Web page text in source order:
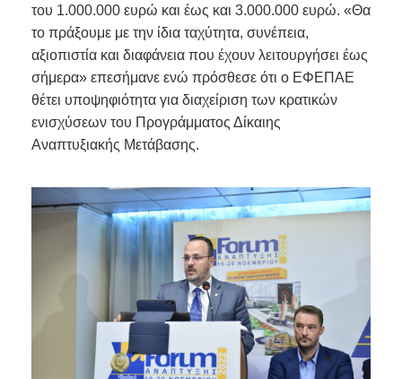
του 1.000.000 ευρώ και έως και 3.000.000 ευρώ. «Θα
το πράξουμε με την ίδια ταχύτητα, συνέπεια,
αξιοπιστία και διαφάνεια που έχουν λειτουργήσει έως
σήμερα» επεσήμανε ενώ πρόσθεσε ότι ο ΕΦΕΠΑΕ
θέτει υποψηφιότητα για διαχείριση των κρατικών
ενισχύσεων του Προγράμματος Δίκαιης
Αναπτυξιακής Μετάβασης.